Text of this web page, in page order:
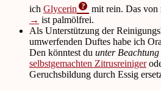
ich Glycerin mit rein. Das von
→ ist palmölfrei.
Als Unterstützung der
umwerfenden Duftes habe ich
Den könntest du unter
selbstgemachten Zitrusreiniger
Geruchsbildung durch Essig